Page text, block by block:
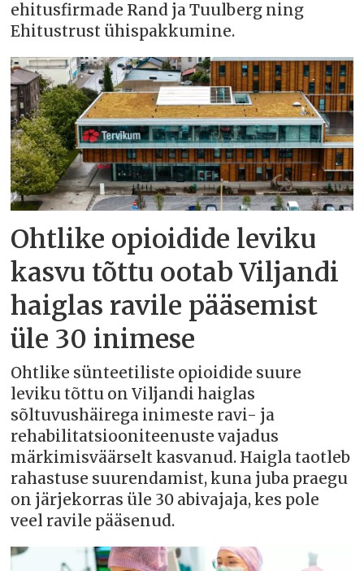
ehitusfirmade Rand ja Tuulberg ning
Ehitustrust ühispakkumine.
Ohtlike opioidide leviku
kasvu tõttu ootab Viljandi
haiglas ravile pääsemist
üle 30 inimese
Ohtlike sünteetiliste opioidide suure
leviku tõttu on Viljandi haiglas
sõltuvushäirega inimeste ravi- ja
rehabilitatsiooniteenuste vajadus
märkimisväärselt kasvanud. Haigla taotleb
rahastuse suurendamist, kuna juba praegu
on järjekorras üle 30 abivajaja, kes pole
veel ravile pääsenud.